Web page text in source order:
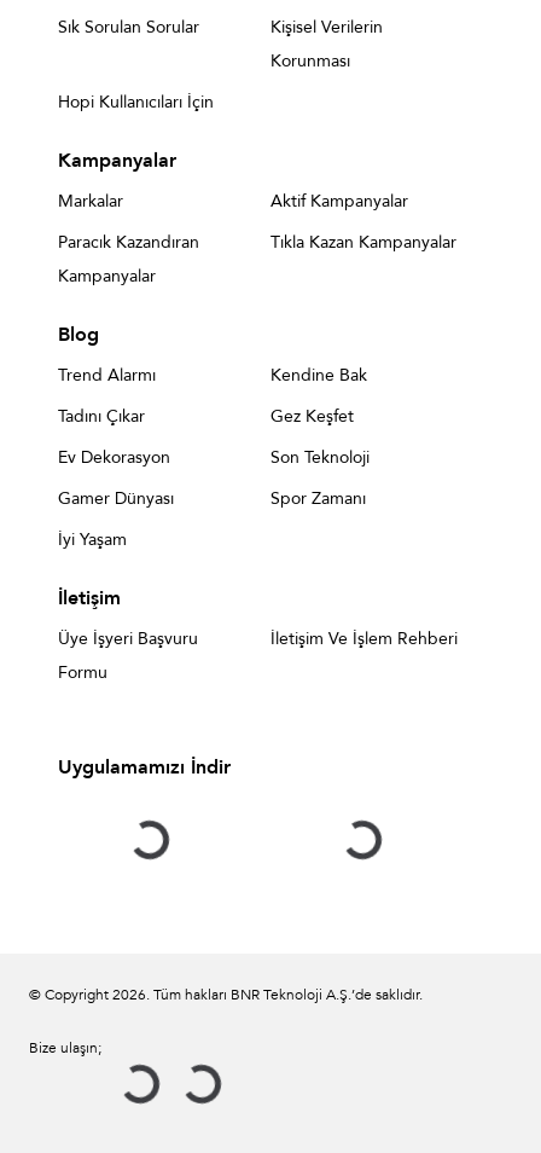
Sık Sorulan Sorular
Kişisel Verilerin
Korunması
Hopi Kullanıcıları İçin
Kampanyalar
Markalar
Aktif Kampanyalar
Paracık Kazandıran
Kampanyalar
Tıkla Kazan Kampanyalar
Blog
Trend Alarmı
Kendine Bak
Tadını Çıkar
Gez Keşfet
Ev Dekorasyon
Son Teknoloji
Gamer Dünyası
Spor Zamanı
İyi Yaşam
İletişim
Üye İşyeri Başvuru
Formu
İletişim Ve İşlem Rehberi
Uygulamamızı İndir
© Copyright2026. Tüm hakları BNR Teknoloji A.Ş.’de saklıdır.
Bize ulaşın;